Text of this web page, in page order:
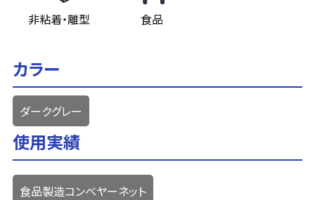
非粘着・離型 食品
カラー
ダークグレー
使用実績
食品製造コンベヤーネット